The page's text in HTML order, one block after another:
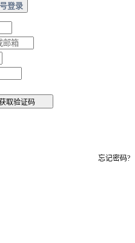
登录
取验证码
忘记密码?